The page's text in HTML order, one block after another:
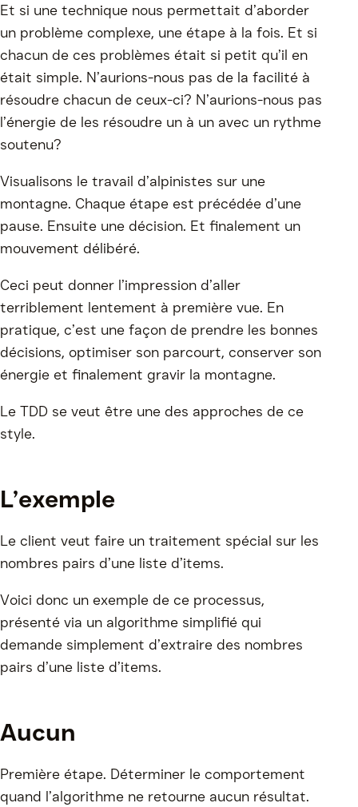
Et si une technique nous permettait d’aborder
un problème complexe, une étape à la fois. Et si
chacun de ces problèmes était si petit qu’il en
était simple. N’aurions-nous pas de la facilité à
résoudre chacun de ceux-ci? N’aurions-nous pas
l’énergie de les résoudre un à un avec un rythme
soutenu?
Visualisons le travail d’alpinistes sur une
montagne. Chaque étape est précédée d’une
pause. Ensuite une décision. Et finalement un
mouvement délibéré.
Ceci peut donner l’impression d’aller
terriblement lentement à première vue. En
pratique, c’est une façon de prendre les bonnes
décisions, optimiser son parcourt, conserver son
énergie et finalement gravir la montagne.
Le TDD se veut être une des approches de ce
style.
L’exemple
Le client veut faire un traitement spécial sur les
nombres pairs d’une liste d’items.
Voici donc un exemple de ce processus,
présenté via un algorithme simplifié qui
demande simplement d’extraire des nombres
pairs d’une liste d’items.
Aucun
Première étape. Déterminer le comportement
quand l’algorithme ne retourne aucun résultat.